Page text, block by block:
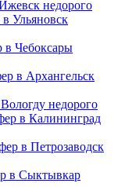
недорого
Ульяновск
в Чебоксары
в Архангельск
недорого
в Калининград
в Петрозаводск
в Сыктывкар